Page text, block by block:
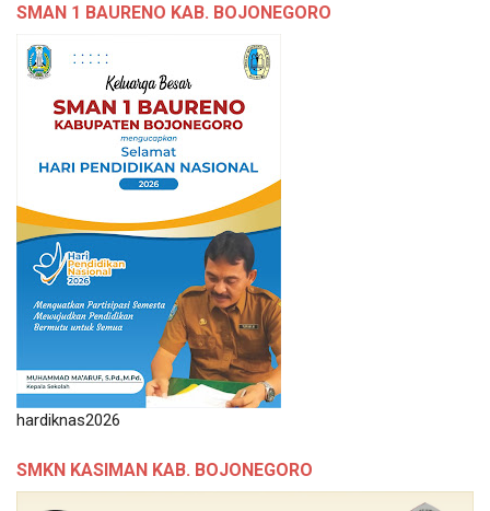
SMAN 1 BAURENO KAB. BOJONEGORO
hardiknas2026
SMKN KASIMAN KAB. BOJONEGORO